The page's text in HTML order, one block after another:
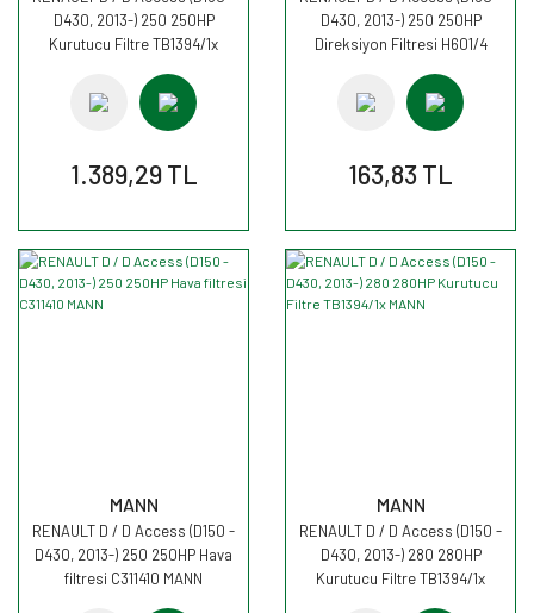
D430, 2013-) 250 250HP
Kurutucu Filtre TB1394/1x
1.389,29 TL
D430, 2013-) 250 250HP
Direksiyon Filtresi H601/4
163,83 TL
MANN
RENAULT D / D Access (D150 -
D430, 2013-) 250 250HP Hava
filtresi C311410 MANN
MANN
RENAULT D / D Access (D150 -
D430, 2013-) 280 280HP
Kurutucu Filtre TB1394/1x